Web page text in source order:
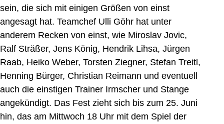
sein, die sich mit einigen Größen von einst
angesagt hat. Teamchef Ulli Göhr hat unter
anderem Recken von einst, wie Miroslav Jovic,
Ralf Sträßer, Jens König, Hendrik Lihsa, Jürgen
Raab, Heiko Weber, Torsten Ziegner, Stefan Treitl,
Henning Bürger, Christian Reimann und eventuell
auch die einstigen Trainer Irmscher und Stange
angekündigt. Das Fest zieht sich bis zum 25. Juni
hin, das am Mittwoch 18 Uhr mit dem Spiel der